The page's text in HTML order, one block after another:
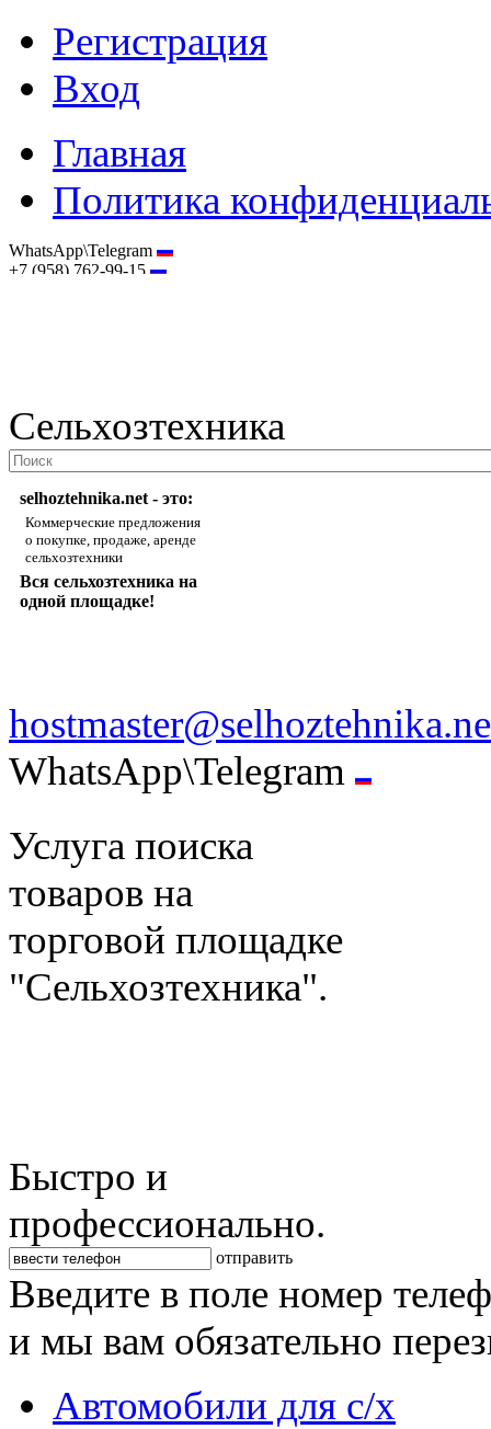
Регистрация
Вход
Главная
Политика
WhatsApp\Telegram
+7 (958) 762-99-15
Сельхозтехника
selhoztehnika.net - это:
Коммерческие предложения
о покупке, продаже, аренде
сельхозтехники
Вся сельхозтехника на
одной площадке!
WhatsApp\Telegram
Услуга поиска
товаров на
торговой площадке
"Сельхозтехника".
Быстро и
профессионально.
отправить
Введите в поле номер
и мы вам обязательно
Автомобили для с/х